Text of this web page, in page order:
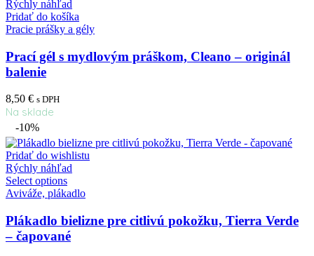
Rýchly náhľad
Pridať do košíka
Pracie prášky a gély
Prací gél s mydlovým práškom, Cleano – originál
balenie
8,50 € s DPH
Na sklade
-10%
Pridať do wishlistu
Rýchly náhľad
Select options
Aviváže, plákadlo
Plákadlo bielizne pre citlivú pokožku, Tierra Verde
– čapované